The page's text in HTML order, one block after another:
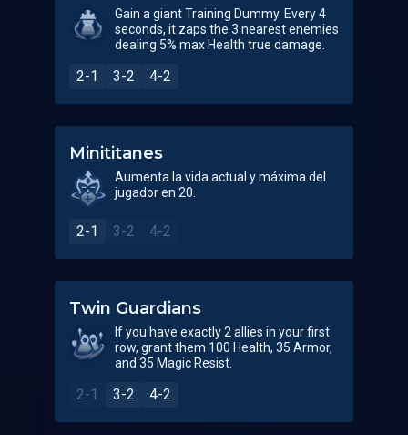
Gain a giant Training Dummy. Every 4
seconds, it zaps the 3 nearest enemies
dealing 5% max Health true damage.
2-1 3-2 4-2
Minititanes
Aumenta la vida actual y máxima del
jugador en 20.
2-1 3-2 4-2
Twin Guardians
If you have exactly 2 allies in your first
row, grant them 100 Health, 35 Armor,
and 35 Magic Resist.
2-1 3-2 4-2